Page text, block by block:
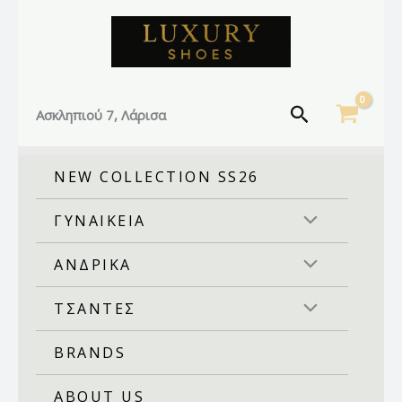
Ασκληπιού 7, Λάρισα Αναζήτηση
NEW COLLECTION SS26
ΓΥΝΑΙΚΕΙΑ
ΑΝΔΡΙΚΑ
ΤΣΑΝΤΕΣ
BRANDS
ABOUT US